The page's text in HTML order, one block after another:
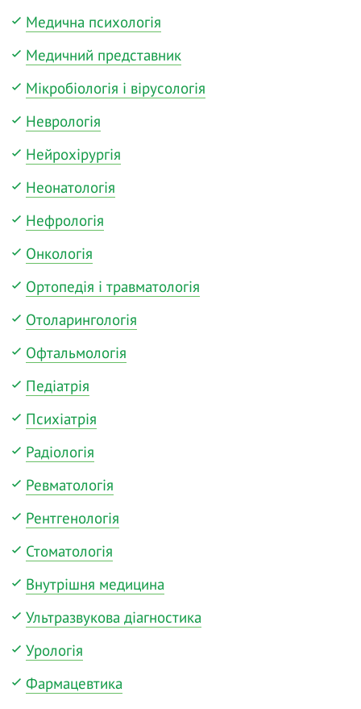
Медична психологія
Медичний представник
Мікробіологія і вірусологія
Неврологія
Нейрохірургія
Неонатологія
Нефрологія
Онкологія
Ортопедія і травматологія
Отоларингологія
Офтальмологія
Педіатрія
Психіатрія
Радіологія
Ревматологія
Рентгенологія
Стоматологія
Внутрішня медицина
Ультразвукова діагностика
Урологія
Фармацевтика